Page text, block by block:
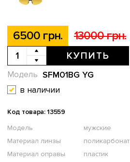
6500 грн. 13000 грн.
КУПИТЬ
SFM01BG YG
Модель
в наличии
Код товара: 13559
Модель
мужские
Материал линзы
поликарбонат
Материал оправы
пластик